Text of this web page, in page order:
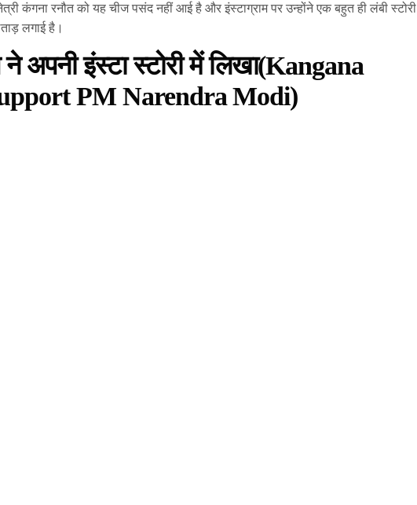
कंगना रनौत को यह चीज पसंद नहीं आई है और इंस्टाग्राम पर उन्होंने एक बहुत ही लंबी स्टोरी
लगाई है।
अपनी इंस्टा स्टोरी में लिखा(Kangana
PM Narendra Modi)